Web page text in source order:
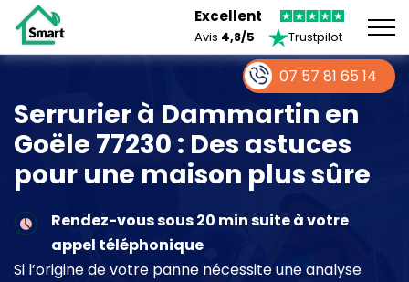
Excellent
Avis 4,8/5 Trustpilot
Serrurier à Dammartin en
Goële 77230 : Des astuces
pour une maison plus sûre
Rendez-vous sous 20 min suite à votre
appel téléphonique
Si l’origine de votre panne nécessite une analyse
07 57 81 65 14